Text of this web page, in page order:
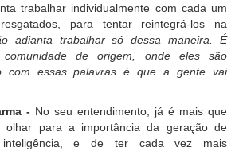
trabalhar individualmente com cada um
para tentar reintegrá-los na
adianta trabalhar só dessa maneira. É
de origem, onde eles são
com essas palavras é que a gente vai
- No seu entendimento, já é mais que
olhar para a importância da geração de
inteligência, e de ter cada vez mais